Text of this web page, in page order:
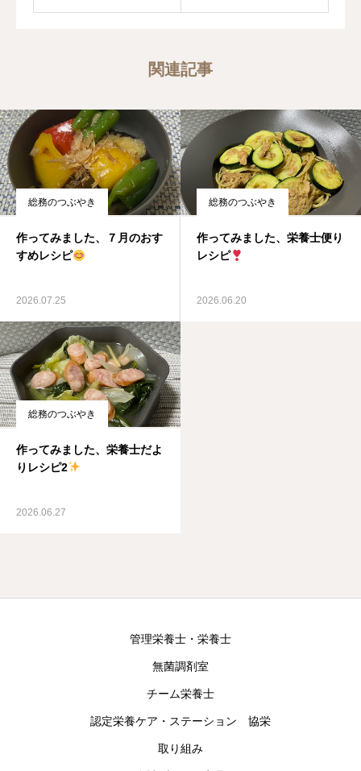
関連記事
総務のつぶやき
作ってみました、７月のおす
すめレシピ
2026.07.25
総務のつぶやき
作ってみました、栄養士便り
レシピ
2026.06.20
総務のつぶやき
作ってみました、栄養士だよ
りレシピ2
2026.06.27
管理栄養士・栄養士
無菌調剤室
チーム栄養士
認定栄養ケア・ステーション 協栄
取り組み